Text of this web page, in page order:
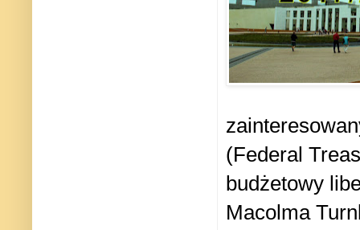
(Federal
budżetowy
Macolma